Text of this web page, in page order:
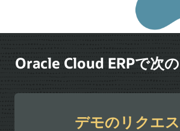
Oracle Cloud ERPで次
デモのリクエ